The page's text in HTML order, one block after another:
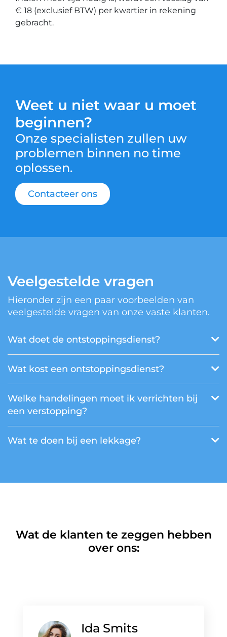
€ 18 (exclusief BTW) per kwartier in rekening
gebracht.
Weet u niet waar u moet
beginnen?
Onze specialisten zullen uw
problemen binnen no time
oplossen.
Contacteer ons
Veelgestelde vragen
Hieronder zijn een paar voorbeelden van
veelgestelde vragen van onze vaste klanten.
Wat doet de ontstoppingsdienst?
Wat kost een ontstoppingsdienst?
Welke handelingen moet ik verrichten bij
een verstopping?
Wat te doen bij een lekkage?
Wat de klanten te zeggen hebben
over ons:
Ida Smits